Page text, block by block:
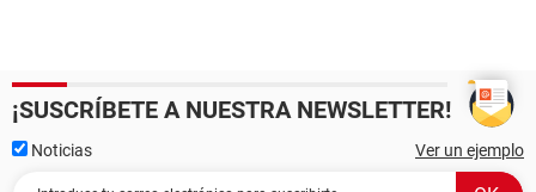
¡SUSCRÍBETE A NUESTRA NEWSLETTER!
Noticias Ver un ejemplo